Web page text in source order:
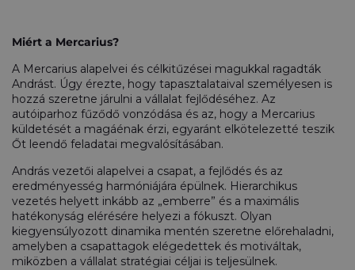
Miért a Mercarius?
A Mercarius alapelvei és célkitűzései magukkal ragadták
Andrást. Úgy érezte, hogy tapasztalataival személyesen is
hozzá szeretne járulni a vállalat fejlődéséhez. Az
autóiparhoz fűződő vonzódása és az, hogy a Mercarius
küldetését a magáénak érzi, egyaránt elkötelezetté teszik
Őt leendő feladatai megvalósításában.
András vezetői alapelvei a csapat, a fejlődés és az
eredményesség harmóniájára épülnek. Hierarchikus
vezetés helyett inkább az „emberre” és a maximális
hatékonyság elérésére helyezi a fókuszt. Olyan
kiegyensúlyozott dinamika mentén szeretne előrehaladni,
amelyben a csapattagok elégedettek és motiváltak,
miközben a vállalat stratégiai céljai is teljesülnek.